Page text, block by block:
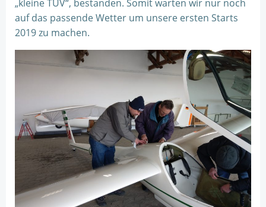
„kleine TÜV“, bestanden. Somit warten wir nur noch
auf das passende Wetter um unsere ersten Starts
2019 zu machen.